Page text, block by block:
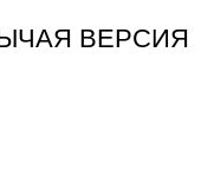
ВЕРСИЯ